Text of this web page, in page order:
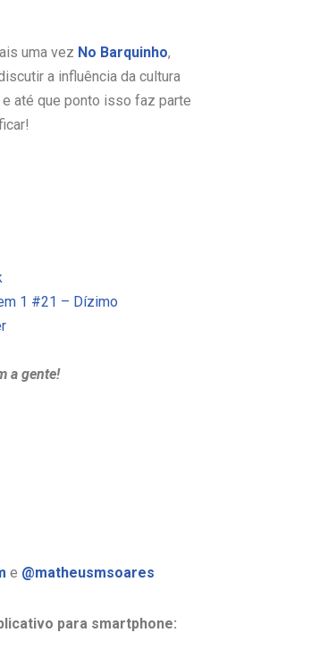
uma vez No Barquinho,
a influência da cultura
e até que ponto isso faz parte
1 #21 – Dízimo
a gente!
e @matheusmsoares
para smartphone: